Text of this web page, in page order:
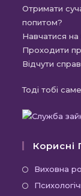
Отримати
попитом?
Навчатися
Проходити
Відчути
Тоді тобі
Корисні
Виховна